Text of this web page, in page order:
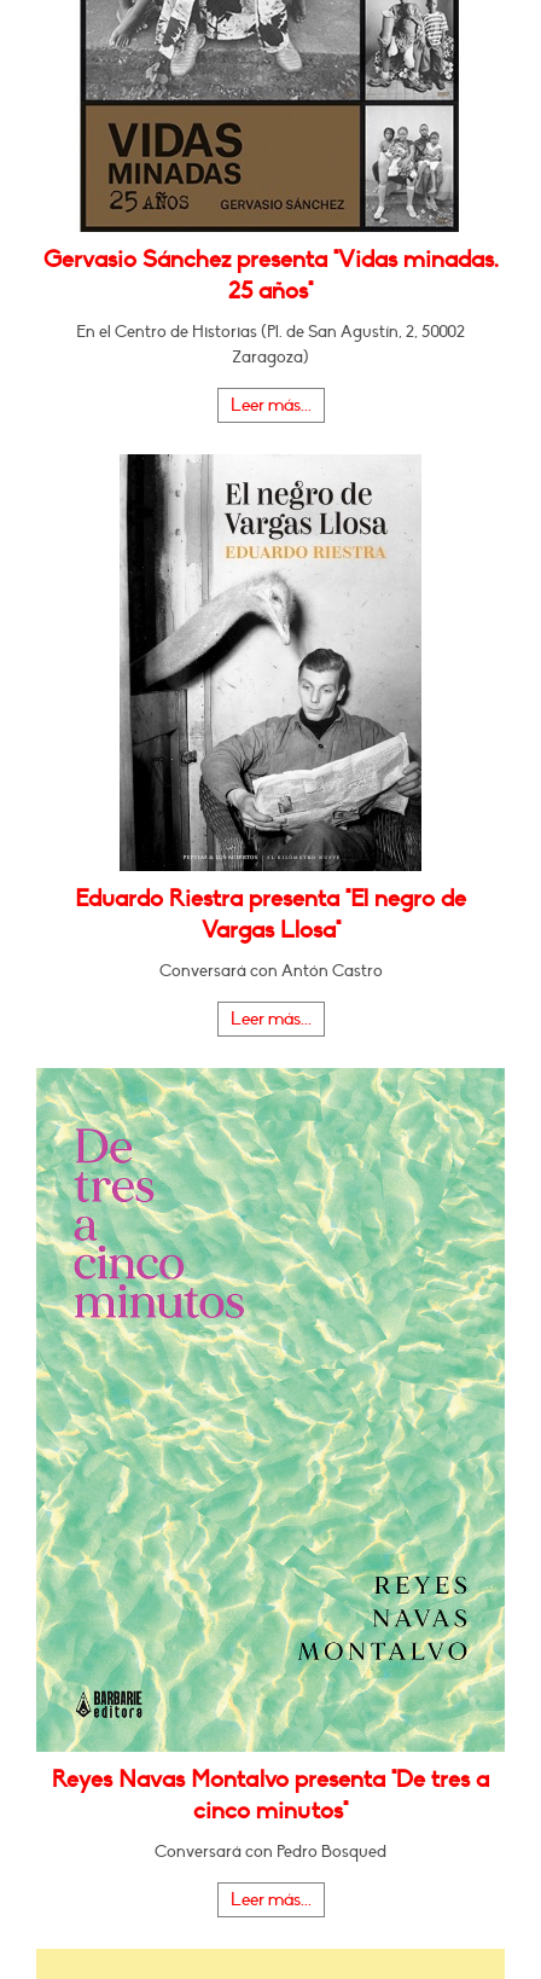
Gervasio Sánchez presenta "Vidas minadas.
25 años"
En el Centro de Historias (Pl. de San Agustín, 2, 50002
Zaragoza)
Leer más...
Eduardo Riestra presenta "El negro de
Vargas Llosa"
Conversará con Antón Castro
Leer más...
Reyes Navas Montalvo presenta "De tres a
cinco minutos"
Conversará con Pedro Bosqued
Leer más...